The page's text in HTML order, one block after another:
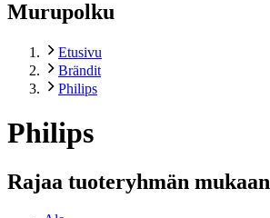
Murupolku
Etusivu
Brändit
Philips
Philips
Rajaa tuoteryhmän mukaan